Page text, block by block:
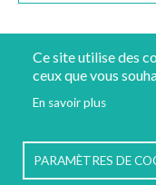
Ce site utilise des
ceux que vous
En savoir plus
PARAMÈTRES DE
Suivez-nous
Mentions légales
Implantations